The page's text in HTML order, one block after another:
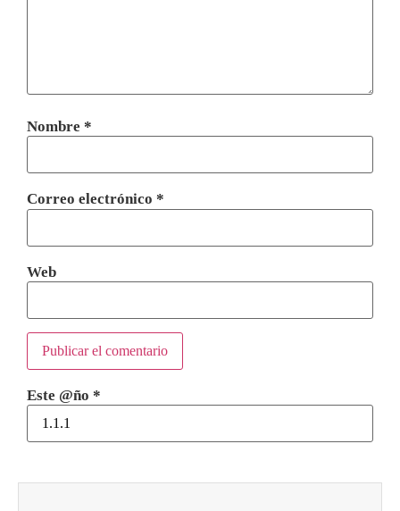
Nombre *
Correo electrónico *
Web
Este @ño *